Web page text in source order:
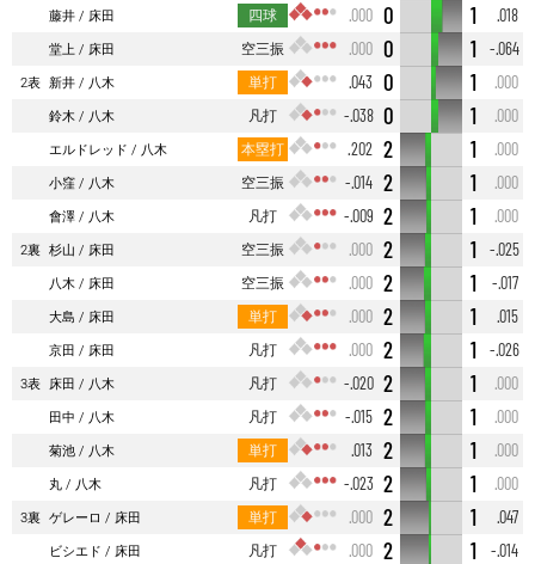
藤井
床田 四球 .000 0 1
.018
堂上
床田 空三振 .000 0 1
-.064
2表 新井 八木 単打 .043 0 1
.000
鈴木
八木 凡打 -.038 0 1
.000
エルドレッド
八木 本塁打 .202 2 1
.000
小窪
八木 空三振 -.014 2 1
.000
會澤
八木 凡打 -.009 2 1
.000
2裏 杉山 床田 空三振 .000 2 1
-.025
八木
床田 空三振 .000 2 1
-.017
大島
床田 単打 .000 2 1
.015
京田
床田 凡打 .000 2 1
-.026
3表 床田 八木 凡打 -.020 2 1
.000
田中
八木 凡打 -.015 2 1
.000
菊池
八木 単打 .013 2 1
.000
丸
八木 凡打 -.023 2 1
.000
3裏 ゲレーロ 床田 単打 .000 2 1
.047
ビシエド
床田 凡打 .000 2 1 -.014